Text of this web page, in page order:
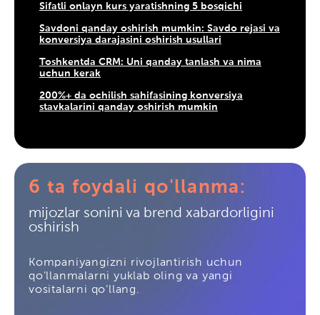
Sifatli onlayn kurs yaratishning 5 bosqichi
Savdoni qanday oshirish mumkin: Savdo rejasi va
konversiya darajasini oshirish usullari
Toshkentda CRM: Uni qanday tanlash va nima
uchun kerak
200%+ da ochilish sahifasining konversiya
stavkalarini qanday oshirish mumkin
6 ta foydali qo'llanma:
mijozlar sonini va brend xabardorligini
oshirish
Kompaniyangizni rivojlantirish uchun
qo'llanmalarni yuklab oling va yangi
vositalarni qo'llang.